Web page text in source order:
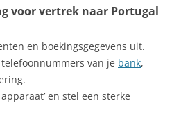
voor vertrek naar Portugal
en boekingsgegevens uit.
van je bank,
en stel een sterke